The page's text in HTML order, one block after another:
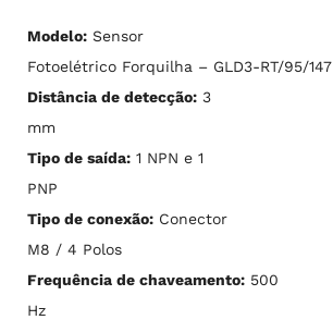
Modelo: Sensor
Fotoelétrico Forquilha – GLD3-RT/95/147
Distância de detecção: 3
mm
Tipo de saída: 1 NPN e 1
PNP
Tipo de conexão: Conector
M8 / 4 Polos
Frequência de chaveamento: 500
Hz